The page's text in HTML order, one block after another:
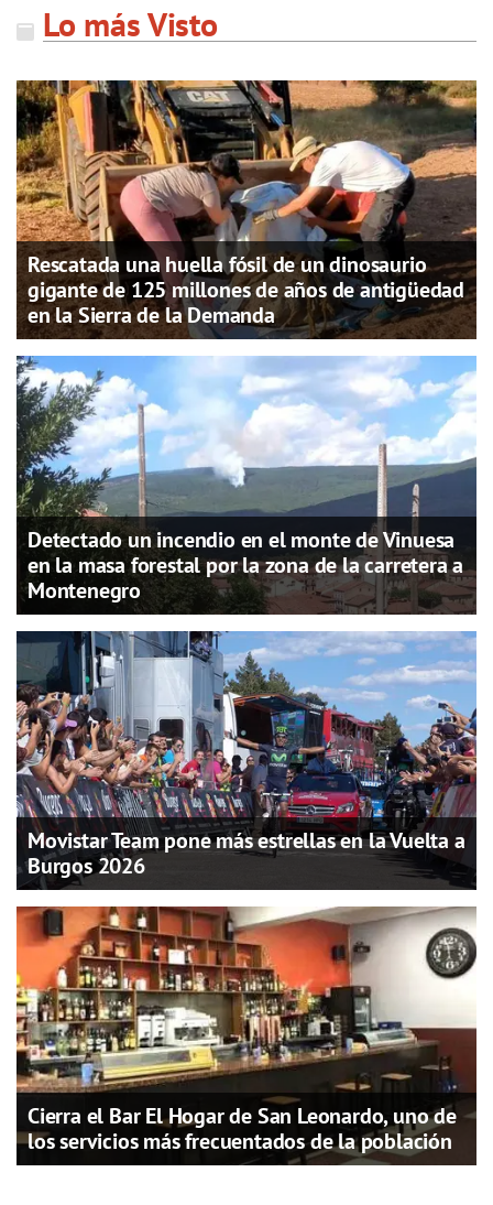
Lo más Visto
Rescatada una huella fósil de un dinosaurio
gigante de 125 millones de años de antigüedad
en la Sierra de la Demanda
Detectado un incendio en el monte de Vinuesa
en la masa forestal por la zona de la carretera a
Montenegro
Movistar Team pone más estrellas en la Vuelta a
Burgos 2026
Cierra el Bar El Hogar de San Leonardo, uno de
los servicios más frecuentados de la población